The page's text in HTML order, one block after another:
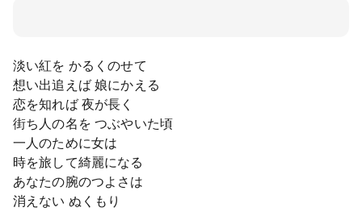
淡い紅を かるくのせて
想い出追えば 娘にかえる
恋を知れば 夜が長く
街ち人の名を つぶやいた頃
一人のために女は
時を旅して綺麗になる
あなたの腕のつよさは
消えない ぬくもり